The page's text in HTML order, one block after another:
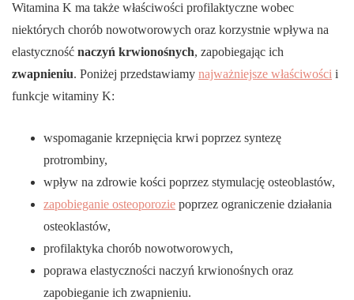
Witamina K ma także właściwości profilaktyczne wobec
niektórych chorób nowotworowych oraz korzystnie wpływa na
elastyczność naczyń krwionośnych, zapobiegając ich
zwapnieniu. Poniżej przedstawiamy najważniejsze właściwości i
funkcje witaminy K:
wspomaganie krzepnięcia krwi poprzez syntezę
protrombiny,
wpływ na zdrowie kości poprzez stymulację osteoblastów,
zapobieganie osteoporozie poprzez ograniczenie działania
osteoklastów,
profilaktyka chorób nowotworowych,
poprawa elastyczności naczyń krwionośnych oraz
zapobieganie ich zwapnieniu.